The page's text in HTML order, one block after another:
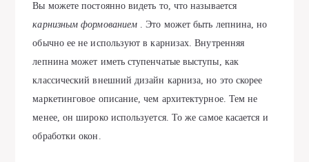
Вы можете постоянно видеть то, что называется
карнизным формованием . Это может быть лепнина, но
обычно ее не используют в карнизах. Внутренняя
лепнина может иметь ступенчатые выступы, как
классический внешний дизайн карниза, но это скорее
маркетинговое описание, чем архитектурное. Тем не
менее, он широко используется. То же самое касается и
обработки окон.